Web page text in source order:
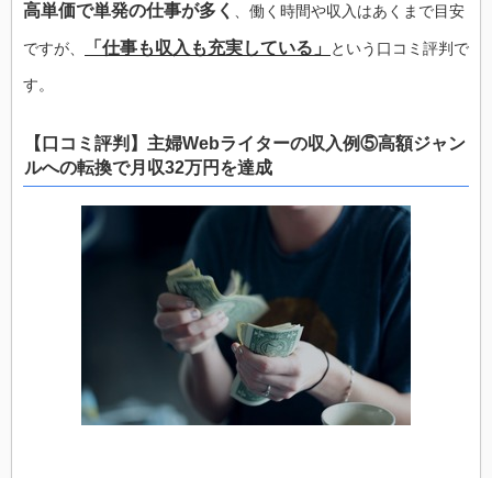
高単価で単発の仕事が多く 、働く時間や収入はあくまで目安
ですが、 「仕事も収入も充実している」 という口コミ評判で
す。
【口コミ評判】主婦Webライターの収入例⑤高額ジャン
ルへの転換で月収32万円を達成